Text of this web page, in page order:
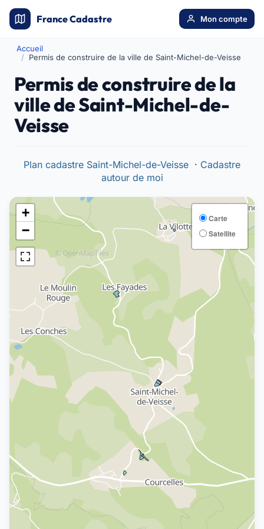
France Cadastre Mon compte
Accueil
Permis de construire de la ville de Saint-Michel-de-Veisse
Permis de construire de la
ville de Saint-Michel-de-
Veisse
Plan cadastre Saint-Michel-de-Veisse · Cadastre
autour de moi
+
−
Carte
Satellite